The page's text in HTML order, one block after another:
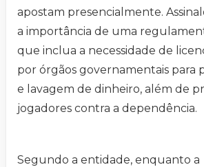
apostam presencialmente.
a importância de uma
que inclua a necessidade de
por órgãos governamentais para
e lavagem de dinheiro, além de
jogadores contra a dependência.
Segundo a entidade, enquanto a